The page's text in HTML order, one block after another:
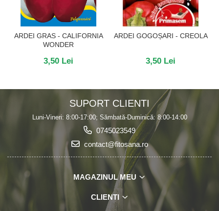
ARDEI GRAS - CALIFORNIA
WONDER
3,50 Lei
ARDEI GOGOȘARI - CREOLA
3,50 Lei
SUPORT CLIENTI
Luni-Vineri: 8:00-17:00; Sămbată-Duminică: 8:00-14:00
0745023549
contact@fitosana.ro
MAGAZINUL MEU
CLIENTI